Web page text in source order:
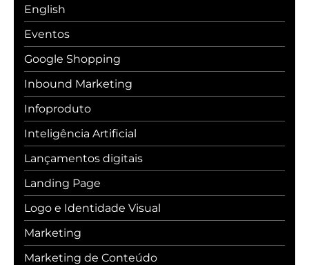
English
Eventos
Google Shopping
Inbound Marketing
Infoproduto
Inteligência Artificial
Lançamentos digitais
Landing Page
Logo e Identidade Visual
Marketing
Marketing de Conteúdo